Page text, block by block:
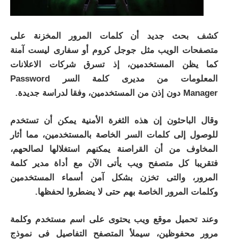
كشف بحث جديد أن كلمات المرور المخزنة على
متصفحات الويب مثل جوجل كروم أو سفارى ليست آمنة
كما يظن المستخدمين، إذ تسرق شركات الاعلانات
المعلومات من مديرى كلمة السر Password
Manager دون إذن من المستخدمين، وفقا لدراسة جديدة.
وقال الباحثون إن هذه الثغرة الأمنية يمكن أن تستخدم
للوصول إلى كلمات السر الخاصة بالمستخدمين، مما أثار
المخاوف من أن القراصنة يمكنهم استغلالها لصالحهم،
فتقريبا كل متصفح ويب يأتى الآن مع أداة مدير كلمة
المرور، والتى تخزن بشكل آمن أسماء المستخدمين
وكلمات المرور الخاصة بهم حتى لا يضطروا لحفظها.
وعند تحميل موقع ويب يحتوى على اسم مستخدم وكلمة
مرور محفوظين، سيملأ المتصفح التفاصيل فى نموذج